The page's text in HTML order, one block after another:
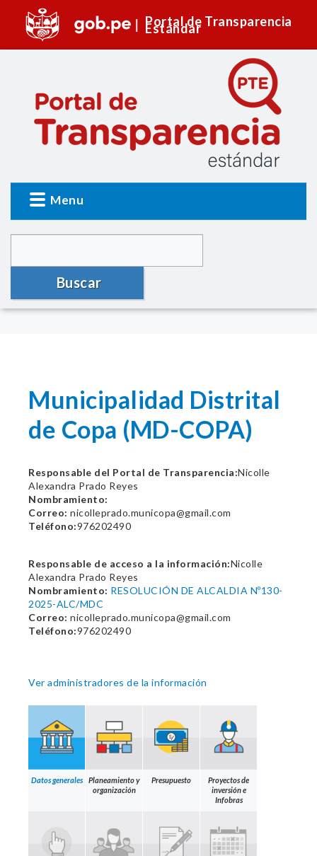
Portal de Transparencia
Estándar
Menu
Buscar
Municipalidad Distrital
de Copa (MD-COPA)
Responsable del Portal de Transparencia:Nicolle
Alexandra Prado Reyes
Nombramiento:
Correo: nicolleprado.municopa@gmail.com
Teléfono:976202490
Responsable de acceso a la información:Nicolle
Alexandra Prado Reyes
Nombramiento: RESOLUCIÓN DE ALCALDIA Nº130-
2025-ALC/MDC
Correo: nicolleprado.municopa@gmail.com
Teléfono:976202490
Ver administradores de la información
Datos generales
Planeamiento y
organización
Presupuesto
Proyectos de
inversión e
Infobras